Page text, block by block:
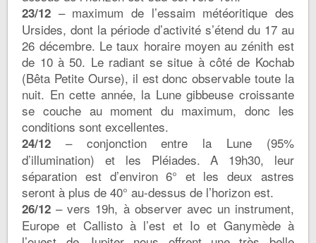
23/12 – maximum de l’essaim météoritique des
Ursides, dont la période d’activité s’étend du 17 au
26 décembre. Le taux horaire moyen au zénith est
de 10 à 50. Le radiant se situe à côté de Kochab
(Bêta Petite Ourse), il est donc observable toute la
nuit. En cette année, la Lune gibbeuse croissante
se couche au moment du maximum, donc les
conditions sont excellentes.
24/12 – conjonction entre la Lune (95%
d’illumination) et les Pléiades. A 19h30, leur
séparation est d’environ 6° et les deux astres
seront à plus de 40° au-dessus de l’horizon est.
26/12 – vers 19h, à observer avec un instrument,
Europe et Callisto à l’est et Io et Ganymède à